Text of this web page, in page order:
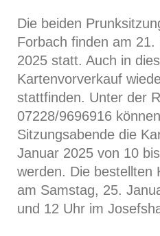
Die beiden
Forbach finden am
2025 statt. Auch in
Kartenvorverkauf
stattfinden. Unter der
07228/9696916
Sitzungsabende die
Januar 2025 von 10
werden. Die bestellten
am Samstag, 25.
und 12 Uhr im